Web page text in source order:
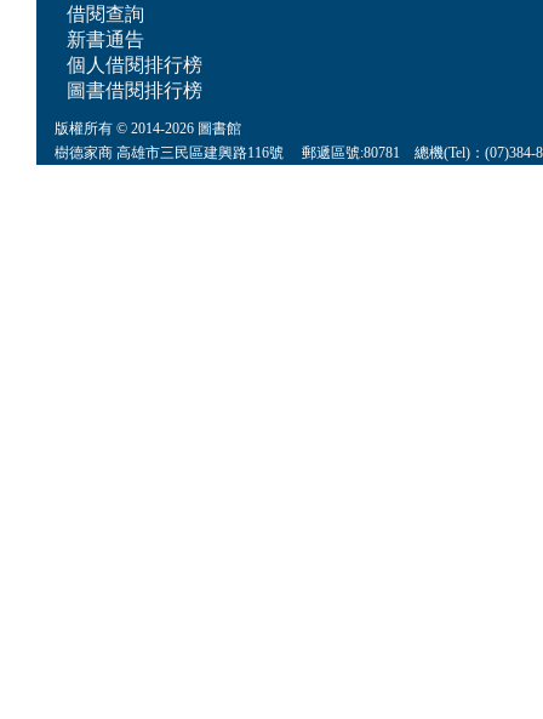
借閱查詢
新書通告
個人借閱排行榜
圖書借閱排行榜
版權所有 © 2014-2026 圖書館
樹德家商 高雄市三民區建興路116號 郵遞區號:80781 總機(Tel)：(07)384-